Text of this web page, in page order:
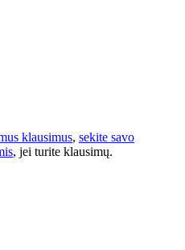
klausimus, sekite savo
, jei turite klausimų.